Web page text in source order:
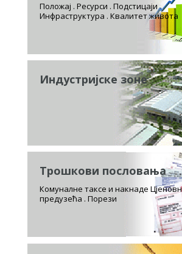
Положај . Ресурси . Подстицаји
Инфраструктура . Квалитет живота
Индустријске зоне
Трошкови пословања
Комуналне таксе и накнаде
предузећа . Порези